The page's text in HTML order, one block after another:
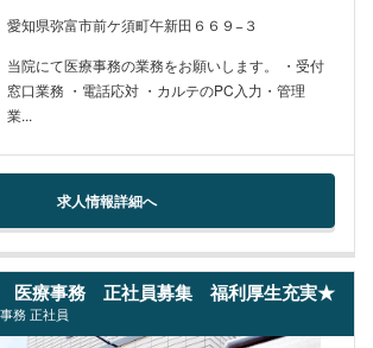
愛知県弥富市前ケ須町午新田６６９−３
当院にて医療事務の業務をお願いします。 ・受付
窓口業務 ・電話応対 ・カルテのPC入力・管理
業...
求人情報詳細へ
療事務 正社員募集 福利厚生充実★
務 正社員